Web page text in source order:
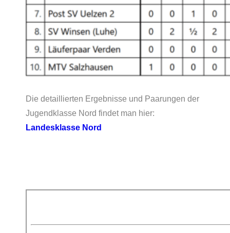
Die detaillierten Ergebnisse und Paarungen der
Jugendklasse Nord findet man hier:
Landesklasse Nord